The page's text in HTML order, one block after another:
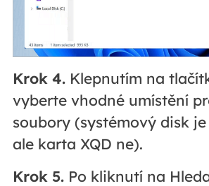
Krok 4.Klepnutím na
vyberte vhodné umístění
soubory (systémový disk
ale karta XQD ne).
Krok 5.Po kliknutí na